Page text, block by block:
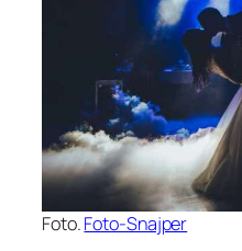
Foto.Foto-Snajper